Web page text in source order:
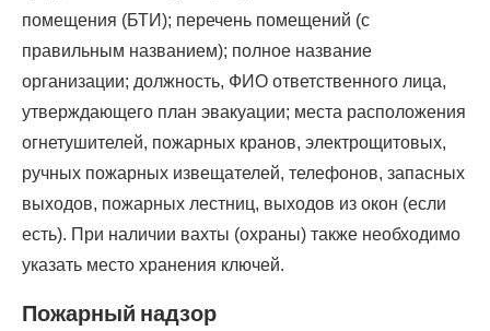
помещения (БТИ); перечень помещений (с
правильным названием); полное название
организации; должность, ФИО ответственного лица,
утверждающего план эвакуации; места расположения
огнетушителей, пожарных кранов, электрощитовых,
ручных пожарных извещателей, телефонов, запасных
выходов, пожарных лестниц, выходов из окон (если
есть). При наличии вахты (охраны) также необходимо
указать место хранения ключей.
Пожарный надзор